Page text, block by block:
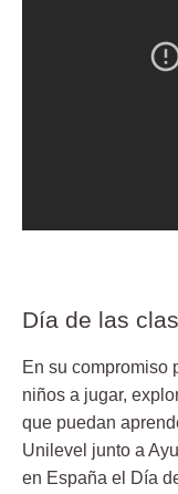
Día de las
En su compromiso
niños a jugar,
que puedan
Unilevel junto a
en España el Día